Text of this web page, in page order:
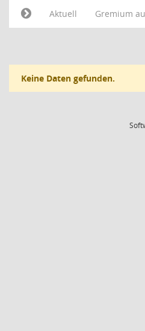
Aktuell
Gremium
Keine Daten gefunden.